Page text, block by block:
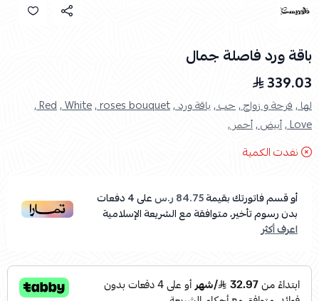
باقة ورد فاصلة جمال
339.03
لها ,فرحة و زواج ,حب ,باقة ورد ,roses bouquet ,
White ,
Red ,
Love , أبيض ,أحمر ,
نفدت الكمية
أو قسم فاتورتك بقيمة84.75 ر.س على4دفعات
بدون رسوم تأخير، متوافقة مع الشريعة الإسلامية
اعرف أكثر